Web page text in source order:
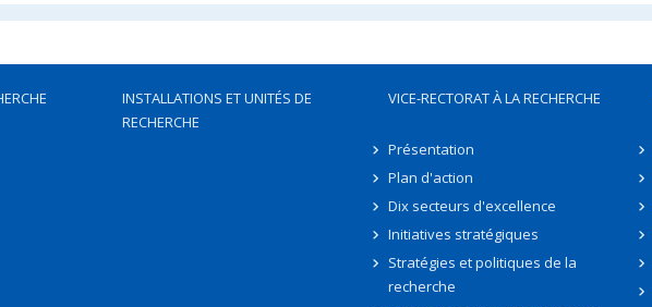
INSTALLATIONS ET UNITÉS DE
RECHERCHE
VICE-RECTORAT À LA RECHERCHE
Présentation
Plan d'action
Dix secteurs d'excellence
Initiatives stratégiques
Stratégies et politiques de la
recherche